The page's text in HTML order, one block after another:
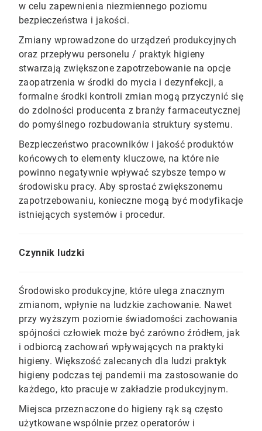
w celu zapewnienia niezmiennego poziomu
bezpieczeństwa i jakości.
Zmiany wprowadzone do urządzeń produkcyjnych
oraz przepływu personelu / praktyk higieny
stwarzają zwiększone zapotrzebowanie na opcje
zaopatrzenia w środki do mycia i dezynfekcji, a
formalne środki kontroli zmian mogą przyczynić się
do zdolności producenta z branży farmaceutycznej
do pomyślnego rozbudowania struktury systemu.
Bezpieczeństwo pracowników i jakość produktów
końcowych to elementy kluczowe, na które nie
powinno negatywnie wpływać szybsze tempo w
środowisku pracy. Aby sprostać zwiększonemu
zapotrzebowaniu, konieczne mogą być modyfikacje
istniejących systemów i procedur.
Czynnik ludzki
Środowisko produkcyjne, które ulega znacznym
zmianom, wpłynie na ludzkie zachowanie. Nawet
przy wyższym poziomie świadomości zachowania
spójności człowiek może być zarówno źródłem, jak
i odbiorcą zachowań wpływających na praktyki
higieny. Większość zalecanych dla ludzi praktyk
higieny podczas tej pandemii ma zastosowanie do
każdego, kto pracuje w zakładzie produkcyjnym.
Miejsca przeznaczone do higieny rąk są często
użytkowane wspólnie przez operatorów i